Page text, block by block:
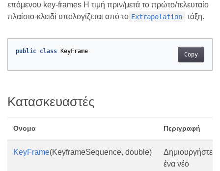
επόμενου key-frames Η τιμή πριν/μετά το πρώτο/τελευταίο
πλαίσιο-κλειδί υπολογίζεται από το Extrapolation τάξη.
Copy
public class KeyFrame
Κατασκευαστές
Ονομα Περιγραφή
KeyFrame(KeyframeSequence, double)
Δημιουργήστε
ένα νέο